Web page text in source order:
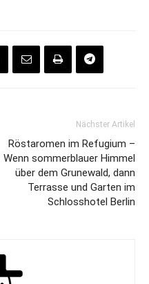
Nächster Artikel
Röstaromen im Refugium –
Wenn sommerblauer Himmel
über dem Grunewald, dann
Terrasse und Garten im
Schlosshotel Berlin